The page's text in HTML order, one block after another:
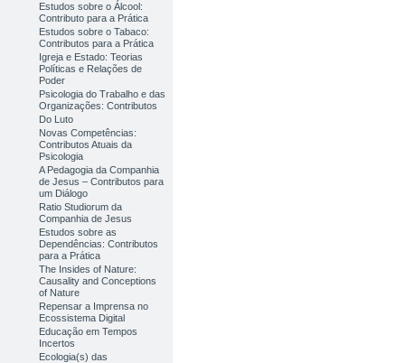
Estudos sobre o Álcool:
Contributo para a Prática
Estudos sobre o Tabaco:
Contributos para a Prática
Igreja e Estado: Teorias
Políticas e Relações de
Poder
Psicologia do Trabalho e das
Organizações: Contributos
Do Luto
Novas Competências:
Contributos Atuais da
Psicologia
A Pedagogia da Companhia
de Jesus – Contributos para
um Diálogo
Ratio Studiorum da
Companhia de Jesus
Estudos sobre as
Dependências: Contributos
para a Prática
The Insides of Nature:
Causality and Conceptions
of Nature
Repensar a Imprensa no
Ecossistema Digital
Educação em Tempos
Incertos
Ecologia(s) das